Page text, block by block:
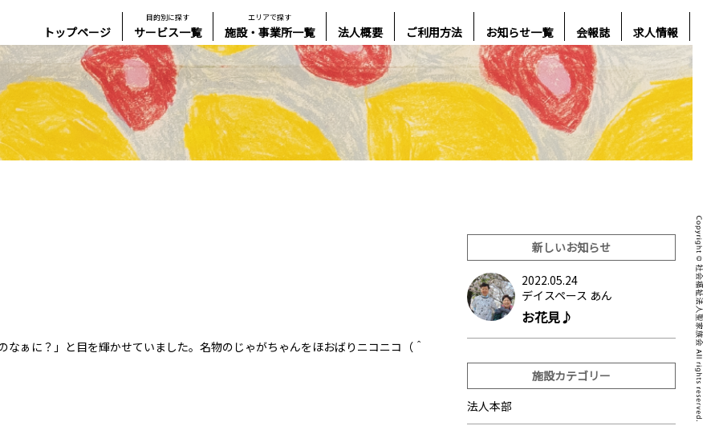
トップページ
目的別に探す
サービス一覧
エリアで探す
施設・事業所一覧 法人概要 ご利用方法 お知らせ一覧 会報誌 求人情報
ぁに？」と目を輝かせていました。名物のじゃがちゃんをほおばりニコニコ（＾
新しいお知らせ
2022.05.24
デイスペース あん
お花見♪
施設カテゴリー
法人本部